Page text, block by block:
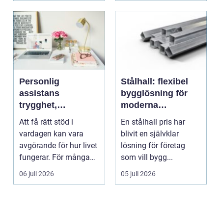
Personlig
assistans
trygghet,
självbestämmande
och vardag på
egna villkor
Att få rätt stöd i
vardagen kan vara
avgörande för hur livet
fungerar. För många
människor med funkt...
06 juli 2026
Stålhall: flexibel
bygglösning för
moderna
verksamheter
En stålhall pris har
blivit en självklar
lösning för företag
som vill bygg...
05 juli 2026